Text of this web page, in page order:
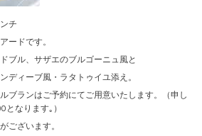
チ
ードです。
ブル、サザエのブルゴーニュ風と
ディーブ風・ラタトゥイユ添え。
ブランはご予約にてご用意いたします。（申し
となります｡）
ございます。